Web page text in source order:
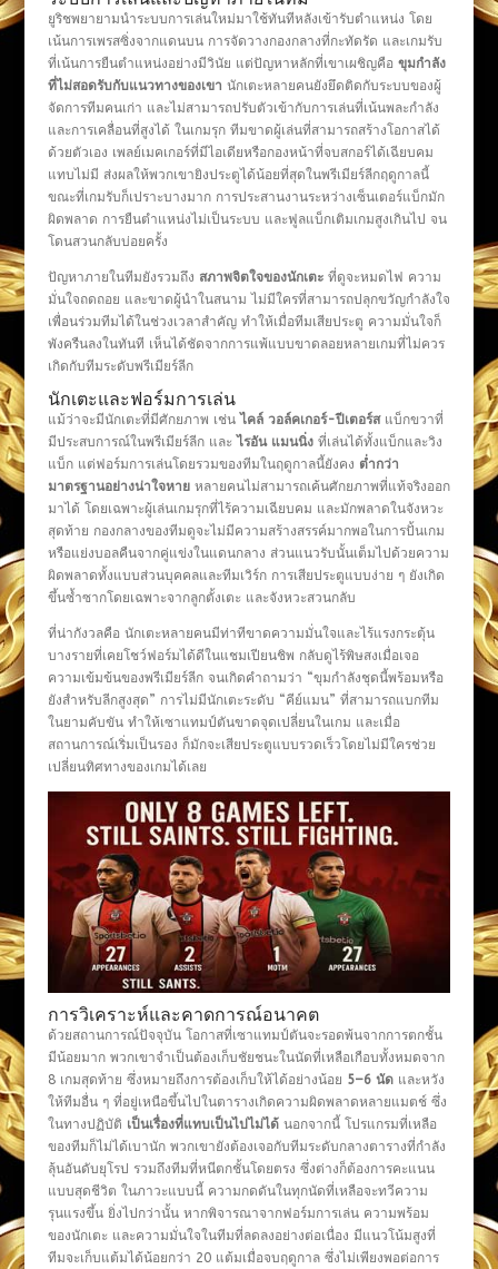
ยูริชพยายามนำระบบการเล่นใหม่มาใช้ทันทีหลังเข้ารับตำแหน่ง โดย
เน้นการเพรสซิ่งจากแดนบน การจัดวางกองกลางที่กะทัดรัด และเกมรับ
ที่เน้นการยืนตำแหน่งอย่างมีวินัย แต่ปัญหาหลักที่เขาเผชิญคือ ขุมกำลัง
ที่ไม่สอดรับกับแนวทางของเขา นักเตะหลายคนยังยึดติดกับระบบของผู้
จัดการทีมคนเก่า และไม่สามารถปรับตัวเข้ากับการเล่นที่เน้นพละกำลัง
และการเคลื่อนที่สูงได้ ในเกมรุก ทีมขาดผู้เล่นที่สามารถสร้างโอกาสได้
ด้วยตัวเอง เพลย์เมคเกอร์ที่มีไอเดียหรือกองหน้าที่จบสกอร์ได้เฉียบคม
แทบไม่มี ส่งผลให้พวกเขายิงประตูได้น้อยที่สุดในพรีเมียร์ลีกฤดูกาลนี้
ขณะที่เกมรับก็เปราะบางมาก การประสานงานระหว่างเซ็นเตอร์แบ็กมัก
ผิดพลาด การยืนตำแหน่งไม่เป็นระบบ และฟูลแบ็กเติมเกมสูงเกินไป จน
โดนสวนกลับบ่อยครั้ง
ปัญหาภายในทีมยังรวมถึง สภาพจิตใจของนักเตะที่ดูจะหมดไฟ ความ
มั่นใจถดถอย และขาดผู้นำในสนาม ไม่มีใครที่สามารถปลุกขวัญกำลังใจ
เพื่อนร่วมทีมได้ในช่วงเวลาสำคัญ ทำให้เมื่อทีมเสียประตู ความมั่นใจก็
พังครืนลงในทันที เห็นได้ชัดจากการแพ้แบบขาดลอยหลายเกมที่ไม่ควร
เกิดกับทีมระดับพรีเมียร์ลีก
นักเตะและฟอร์มการเล่น
แม้ว่าจะมีนักเตะที่มีศักยภาพ เช่น ไคล์ วอล์คเกอร์-ปีเตอร์สแบ็กขวาที่
มีประสบการณ์ในพรีเมียร์ลีก และ ไรอัน แมนนิ่งที่เล่นได้ทั้งแบ็กและวิง
แบ็ก แต่ฟอร์มการเล่นโดยรวมของทีมในฤดูกาลนี้ยังคง ต่ำกว่า
มาตรฐานอย่างน่าใจหายหลายคนไม่สามารถเค้นศักยภาพที่แท้จริงออก
มาได้ โดยเฉพาะผู้เล่นเกมรุกที่ไร้ความเฉียบคม และมักพลาดในจังหวะ
สุดท้าย กองกลางของทีมดูจะไม่มีความสร้างสรรค์มากพอในการปั้นเกม
หรือแย่งบอลคืนจากคู่แข่งในแดนกลาง ส่วนแนวรับนั้นเต็มไปด้วยความ
ผิดพลาดทั้งแบบส่วนบุคคลและทีมเวิร์ก การเสียประตูแบบง่าย ๆ ยังเกิด
ขึ้นซ้ำซากโดยเฉพาะจากลูกตั้งเตะ และจังหวะสวนกลับ
ที่น่ากังวลคือ นักเตะหลายคนมีท่าทีขาดความมั่นใจและไร้แรงกระตุ้น
บางรายที่เคยโชว์ฟอร์มได้ดีในแชมเปียนชิพ กลับดูไร้พิษสงเมื่อเจอ
ความเข้มข้นของพรีเมียร์ลีก จนเกิดคำถามว่า “ขุมกำลังชุดนี้พร้อมหรือ
ยังสำหรับลีกสูงสุด” การไม่มีนักเตะระดับ “คีย์แมน” ที่สามารถแบกทีม
ในยามคับขัน ทำให้เซาแทมป์ตันขาดจุดเปลี่ยนในเกม และเมื่อ
สถานการณ์เริ่มเป็นรอง ก็มักจะเสียประตูแบบรวดเร็วโดยไม่มีใครช่วย
เปลี่ยนทิศทางของเกมได้เลย
การวิเคราะห์และคาดการณ์อนาคต
ด้วยสถานการณ์ปัจจุบัน โอกาสที่เซาแทมป์ตันจะรอดพ้นจากการตกชั้น
มีน้อยมาก พวกเขาจำเป็นต้องเก็บชัยชนะในนัดที่เหลือเกือบทั้งหมดจาก
8 เกมสุดท้าย ซึ่งหมายถึงการต้องเก็บให้ได้อย่างน้อย 5–6 นัดและหวัง
ให้ทีมอื่น ๆ ที่อยู่เหนือขึ้นไปในตารางเกิดความผิดพลาดหลายแมตช์ ซึ่ง
ในทางปฏิบัติ เป็นเรื่องที่แทบเป็นไปไม่ได้นอกจากนี้ โปรแกรมที่เหลือ
ของทีมก็ไม่ได้เบานัก พวกเขายังต้องเจอกับทีมระดับกลางตารางที่กำลัง
ลุ้นอันดับยุโรป รวมถึงทีมที่หนีตกชั้นโดยตรง ซึ่งต่างก็ต้องการคะแนน
แบบสุดชีวิต ในภาวะแบบนี้ ความกดดันในทุกนัดที่เหลือจะทวีความ
รุนแรงขึ้น ยิ่งไปกว่านั้น หากพิจารณาจากฟอร์มการเล่น ความพร้อม
ของนักเตะ และความมั่นใจในทีมที่ลดลงอย่างต่อเนื่อง มีแนวโน้มสูงที่
ทีมจะเก็บแต้มได้น้อยกว่า 20 แต้มเมื่อจบฤดูกาล ซึ่งไม่เพียงพอต่อการ